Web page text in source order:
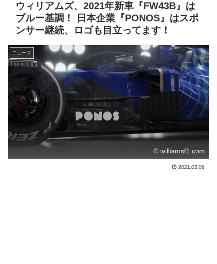
ウィリアムズ、2021年新車『FW43B』は
ブルー基調！ 日本企業『PONOS』はスポ
ンサー継続、ロゴも目立ってます！
ニュース
© williamsf1.com
2021.03.06